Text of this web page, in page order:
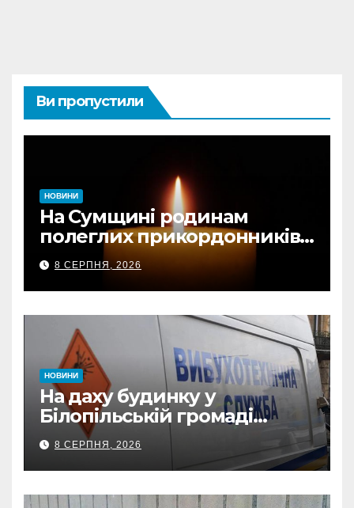
Ви пропустили
НОВИНИ
На Сумщині родинам
полеглих прикордонників
передали державні
нагороди та відомчі
відзнаки
8 СЕРПНЯ, 2026
НОВИНИ
На даху будинку у
Білопільській громаді
знайшли 120-мм міну
8 СЕРПНЯ, 2026